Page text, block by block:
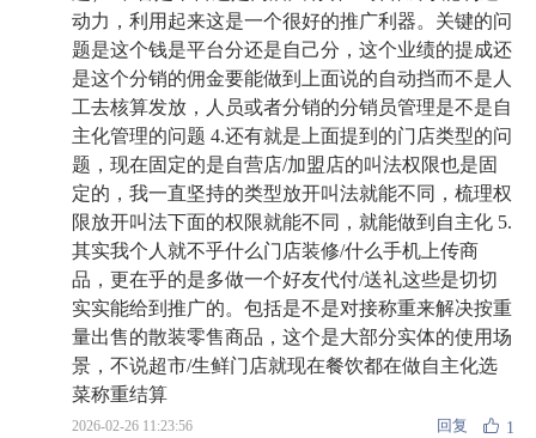
动力，利用起来这是一个很好的推广利器。关键的问
题是这个钱是平台分还是自己分，这个业绩的提成还
是这个分销的佣金要能做到上面说的自动挡而不是人
工去核算发放，人员或者分销的分销员管理是不是自
主化管理的问题 4.还有就是上面提到的门店类型的问
题，现在固定的是自营店/加盟店的叫法权限也是固
定的，我一直坚持的类型放开叫法就能不同，梳理权
限放开叫法下面的权限就能不同，就能做到自主化 5.
其实我个人就不乎什么门店装修/什么手机上传商
品，更在乎的是多做一个好友代付/送礼这些是切切
实实能给到推广的。包括是不是对接称重来解决按重
量出售的散装零售商品，这个是大部分实体的使用场
景，不说超市/生鲜门店就现在餐饮都在做自主化选
菜称重结算
2026-02-26 11:23:56 回复 1